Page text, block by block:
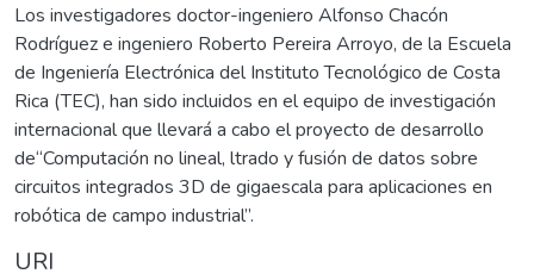
Los investigadores doctor-ingeniero Alfonso Chacón
Rodríguez e ingeniero Roberto Pereira Arroyo, de la Escuela
de Ingeniería Electrónica del Instituto Tecnológico de Costa
Rica (TEC), han sido incluidos en el equipo de investigación
internacional que llevará a cabo el proyecto de desarrollo
de“Computación no lineal, ltrado y fusión de datos sobre
circuitos integrados 3D de gigaescala para aplicaciones en
robótica de campo industrial”.
URI